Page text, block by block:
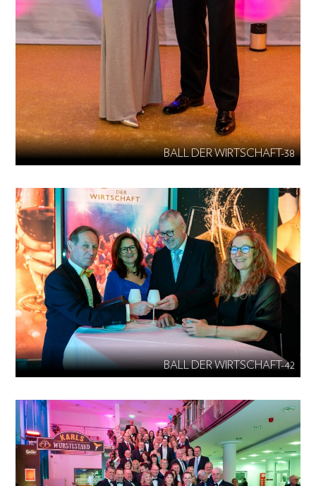
BALL DER WIRTSCHAFT-38
BALL DER WIRTSCHAFT-42